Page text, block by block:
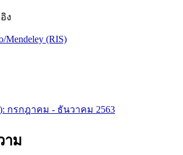
ง
Mendeley (RIS)
กรกฎาคม - ธันวาคม 2563
าม